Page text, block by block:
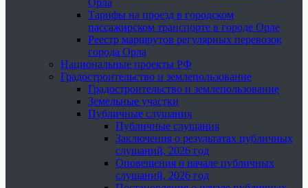
Орла
Тарифы на проезд в городском
пассажирском транспорте в городе Орле
Реестр маршрутов регулярных перевозок
города Орла
Национальные проекты РФ
Градостроительство и землепользование
Градостроительство и землепользование
Земельные участки
Публичные слушания
Публичные слушания
Заключения о результатах публичных
слушаний, 2026 год
Оповещения о начале публичных
слушаний, 2026 год